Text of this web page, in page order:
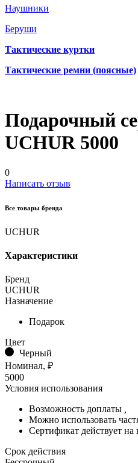
Наушники
Беруши
Тактические куртки
Тактические ремни (поясные)
Подарочный
UCHUR 5000
0
Написать отзыв
Все товары бренда
UCHUR
Характеристики
Бренд
UCHUR
Назначение
Подарок
Цвет
Черный
Номинал, ₽
5000
Условия использования
Возможность доплаты
Можно использовать
Сертификат действует на
Срок действия